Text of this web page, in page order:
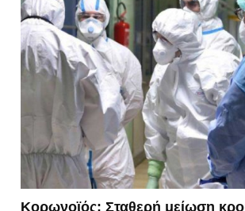
Κορωνοϊός: Σταθερή μείωση